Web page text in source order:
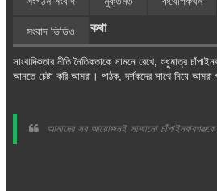
সংবাদ ভিডিও কথা
সাংবাদিকতার নীতি নৈতিকতাকে সামনে রেখে, শুধুমাত্র
আনতে চেষ্টা করি আমরা। পাঠক, দর্শকদের সাথে নিয়ে
আমাদের সব আয়োজনই সাজানো চাঁপাইনবাবগঞ্জকে